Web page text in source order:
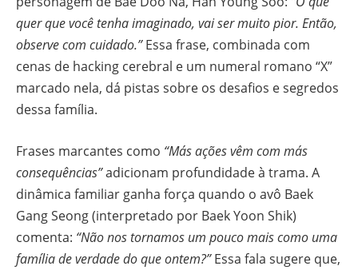
quer que você tenha imaginado, vai ser muito pior. Então,
observe com cuidado.”Essa frase, combinada com
cenas de hacking cerebral e um numeral romano “X”
marcado nela, dá pistas sobre os desafios e segredos
dessa família.
Frases marcantes como “Más ações vêm com más
consequências”adicionam profundidade à trama. A
dinâmica familiar ganha força quando o avô Baek
Gang Seong (interpretado por Baek Yoon Shik)
comenta: “Não nos tornamos um pouco mais como uma
família de verdade do que ontem?”Essa fala sugere que,